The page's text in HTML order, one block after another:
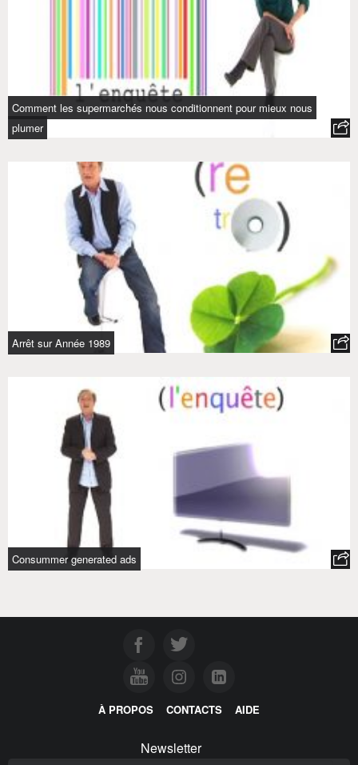
Comment les supermarchés nous conditionnent pour mieux nous
plumer
Arrêt sur Année 1989
Consummer generated ads
À PROPOS CONTACTS AIDE
Newsletter